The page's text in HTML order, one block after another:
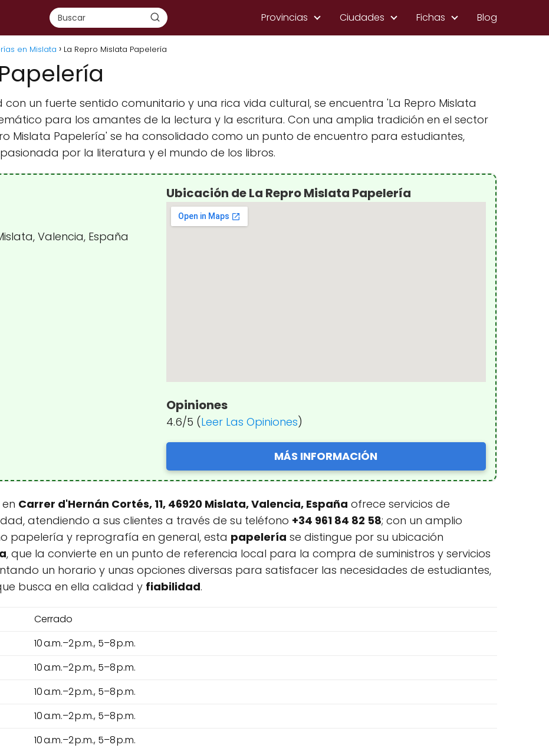
Provincias Ciudades Fichas Blog
en Mislata La Repro Mislata Papelería
un fuerte sentido comunitario y una rica vida cultural, se encuentra 'La Repro Mislata
para los amantes de la lectura y la escritura. Con una amplia tradición en el sector
Mislata Papelería' se ha consolidado como un punto de encuentro para estudiantes,
por la literatura y el mundo de los libros.
Valencia, España
Ubicación de La Repro Mislata Papelería
Opiniones
4.6/5 (Leer Las Opiniones)
MÁS INFORMACIÓN
Carrer d'Hernán Cortés, 11, 46920 Mislata, Valencia, España ofrece servicios de
atendiendo a sus clientes a través de su teléfono +34 961 84 82 58; con un amplio
papelería y reprografía en general, esta papelería se distingue por su ubicación
, que la convierte en un punto de referencia local para la compra de suministros y servicios
un horario y unas opciones diversas para satisfacer las necesidades de estudiantes,
busca en ella calidad y fiabilidad.
Cerrado
10 a.m.–2 p.m., 5–8 p.m.
10 a.m.–2 p.m., 5–8 p.m.
10 a.m.–2 p.m., 5–8 p.m.
10 a.m.–2 p.m., 5–8 p.m.
10 a.m.–2 p.m., 5–8 p.m.